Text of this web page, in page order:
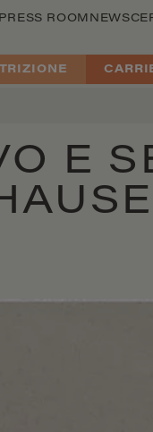
ROOM NEWS
E